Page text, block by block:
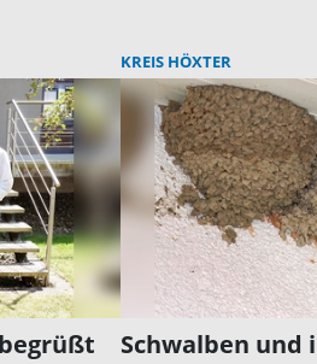
KREIS HÖXTER
Schwalben und